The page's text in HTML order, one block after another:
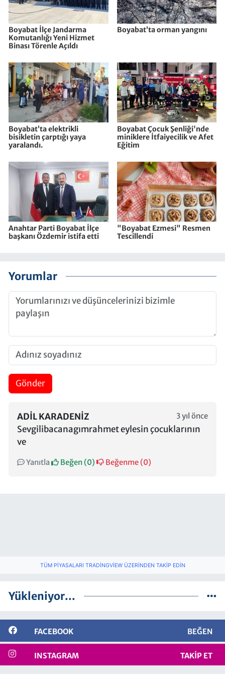
Boyabat İlçe Jandarma
Komutanlığı Yeni Hizmet
Binası Törenle Açıldı
Boyabat’ta orman yangını
Boyabat’ta elektrikli
bisikletin çarptığı yaya
yaralandı.
Boyabat Çocuk Şenliği'nde
miniklere İtfaiyecilik ve Afet
Eğitim
Anahtar Parti Boyabat İlçe
başkanı Özdemir istifa etti
"Boyabat Ezmesi" Resmen
Tescillendi
Yorumlar
Gönder
ADIL KARADENIZ 3 yıl önce
Sevgilibacanagımrahmet eylesin çocuklarının
ve
Yanıtla Beğen (0) Beğenme (0)
TÜM PIYASALARI TRADINGVIEW ÜZERINDEN TAKIP EDIN
Yükleniyor...
FACEBOOK BEĞEN
INSTAGRAM TAKIP ET